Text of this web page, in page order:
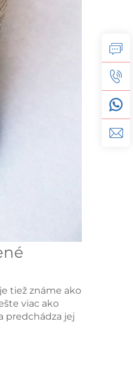
tiež známe ako
viac ako
predchádza jej